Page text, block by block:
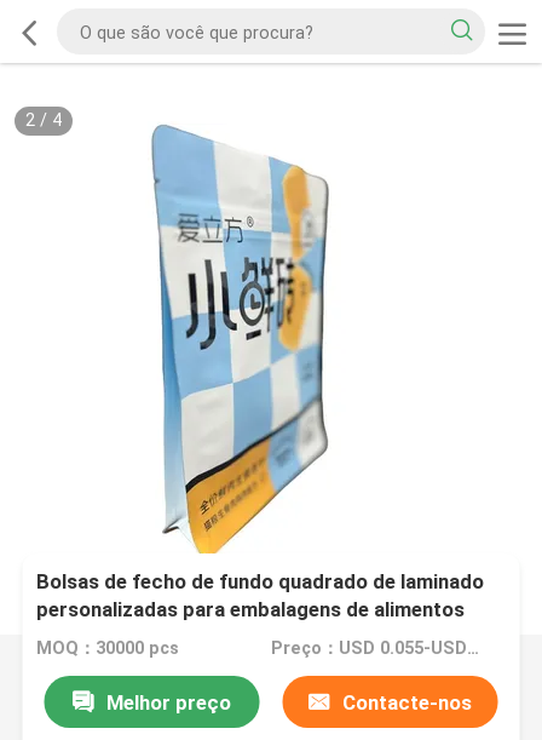
2/ 4
Bolsas de fecho de fundo quadrado de laminado
personalizadas para embalagens de alimentos
MOQ：30000 pcs Preço：USD 0.055-USD 0.15
Melhor preço Contacte-nos